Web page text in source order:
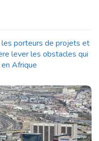
porteurs de projets et
lever les obstacles qui
Afrique